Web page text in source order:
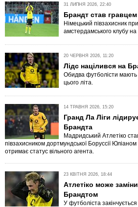
31 ЛИПНЯ 2026, 22:40
Брандт став
Німецький півзахисник
амстердамського клубу на
20 ЧЕРВНЯ 2026, 11:20
Лідс націлився на
Обидва футболісти мають
цього літа.
14 ТРАВНЯ 2026, 15:20
Гранд Ла Ліги
Брандта
Мадридський Атлетіко
півзахисником дортмундської Боруссії
отримає статус вільного агента.
23 КВІТНЯ 2026, 18:44
Атлетіко може
Брандтом
У футболіста